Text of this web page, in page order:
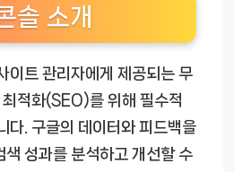
솔 소개
이트 관리자에게 제공되는 무
적화(SEO)를 위해 필수적
다. 구글의 데이터와 피드백을
색 성과를 분석하고 개선할 수